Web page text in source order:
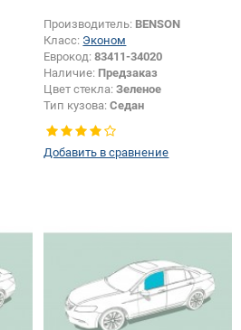
Производитель: BENSON
Класс: Эконом
Еврокод:83411-34020
Наличие: Предзаказ
Цвет стекла:Зеленое
Тип кузова:Седан
Добавить в сравнение